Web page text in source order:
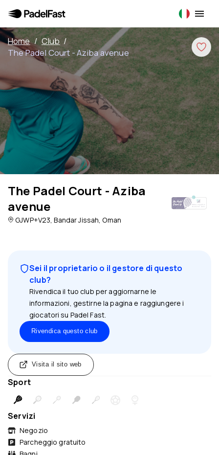
Home / Club /
The Padel Court - Aziba avenue
The Padel Court - Aziba
avenue
GJWP+V23, Bandar Jissah, Oman
Sei il proprietario o il gestore di questo
club?
Rivendica il tuo club per aggiornarne le
informazioni, gestirne la pagina e raggiungere i
giocatori su Padel Fast.
Rivendica questo club
Visita il sito web
Sport
Servizi
Negozio
Parcheggio gratuito